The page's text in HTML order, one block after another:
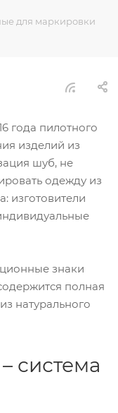
для маркировки
года пилотного
изделий из
шуб, не
одежду из
изготовители
знаки
полная
натурального
система